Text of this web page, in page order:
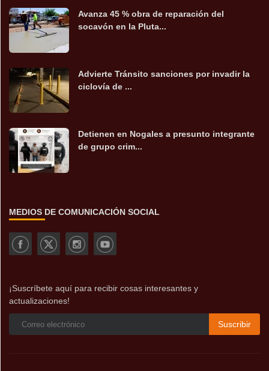
Avanza 45 % obra de reparación del
socavón en la Pluta...
Advierte Tránsito sanciones por invadir la
ciclovía de ...
Detienen en Nogales a presunto integrante
de grupo crim...
MEDIOS DE COMUNICACIÓN SOCIAL
¡Suscríbete aquí para recibir cosas interesantes y
actualizaciones!
Suscribir